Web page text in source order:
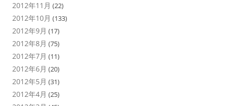
2012年11月 (22)
2012年10月 (133)
2012年9月 (17)
2012年8月 (75)
2012年7月 (11)
2012年6月 (20)
2012年5月 (31)
2012年4月 (25)